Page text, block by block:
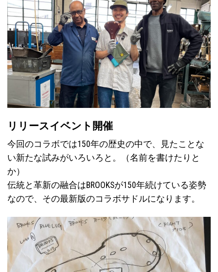
リリースイベント開催
今回のコラボでは150年の歴史の中で、見たことな
い新たな試みがいろいろと。（名前を書けたりと
か）
伝統と革新の融合はBROOKSが150年続けている姿勢
なので、その最新版のコラボサドルになります。